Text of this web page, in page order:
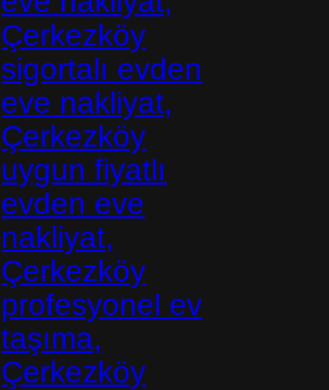
Çerkezköy
sigortalı evden
eve nakliyat,
Çerkezköy
uygun fiyatlı
evden eve
nakliyat,
Çerkezköy
profesyonel ev
taşıma,
Çerkezköy